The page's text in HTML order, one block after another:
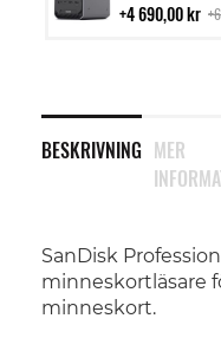
4 690,00 kr
i
BESKRIVNING
SanDisk
minneskortläsare
minneskort.
MER